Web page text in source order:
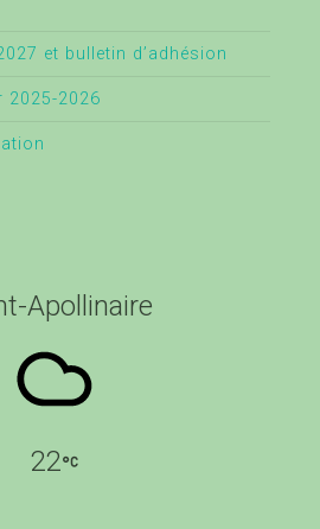
et bulletin d’adhésion
2025-2026
Apollinaire
22